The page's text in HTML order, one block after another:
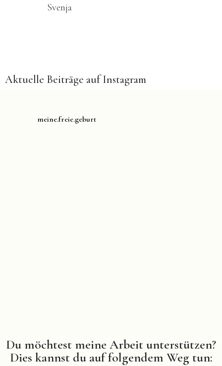
Svenja
Aktuelle Beiträge auf Instagram
meine.freie.geburt
Du möchtest meine Arbeit unterstützen?
Dies kannst du auf folgendem Weg tun: